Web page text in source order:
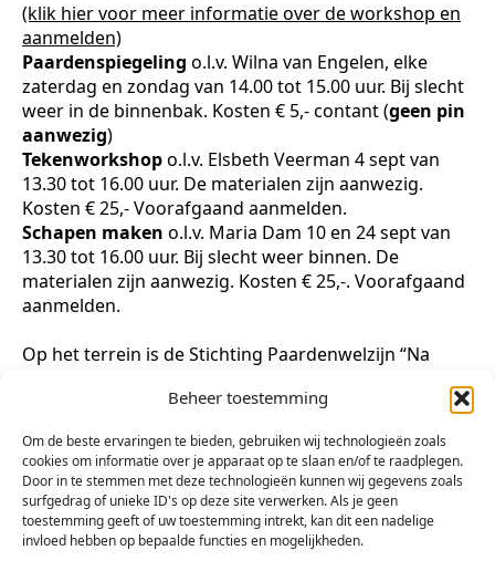
Beheer toestemming
Om de beste ervaringen te bieden, gebruiken wij technologieën zoals
cookies om informatie over je apparaat op te slaan en/of te raadplegen.
Door in te stemmen met deze technologieën kunnen wij gegevens zoals
surfgedrag of unieke ID's op deze site verwerken. Als je geen
toestemming geeft of uw toestemming intrekt, kan dit een nadelige
invloed hebben op bepaalde functies en mogelijkheden.
(klik hier voor meer informatie over de workshop en
aanmelden)
Paardenspiegeling o.l.v. Wilna van Engelen, elke
zaterdag en zondag van 14.00 tot 15.00 uur. Bij slecht
weer in de binnenbak. Kosten € 5,- contant (geen pin
aanwezig)
Tekenworkshopo.l.v. Elsbeth Veerman 4 sept van
13.30 tot 16.00 uur. De materialen zijn aanwezig.
Kosten € 25,- Voorafgaand aanmelden.
Schapen maken o.l.v. Maria Dam 10 en 24 sept van
13.30 tot 16.00 uur. Bij slecht weer binnen. De
materialen zijn aanwezig. Kosten € 25,-. Voorafgaand
aanmelden.
Op het terrein is de Stichting Paardenwelzijn “Na
die hier na een werkzaam leven van een verzorgde
De opbrengsten van de activiteiten die door de
kunstenaars worden georganiseerd zullen aan de
Stichting worden geschonken.